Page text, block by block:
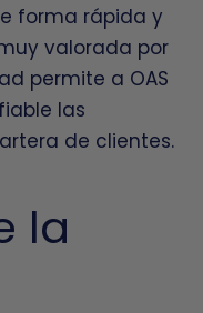
forma rápida y
valorada por
permite a OAS
las
de clientes.
la